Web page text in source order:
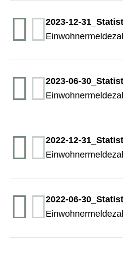
2023-12-
2023-06-
2022-12-
2022-06-